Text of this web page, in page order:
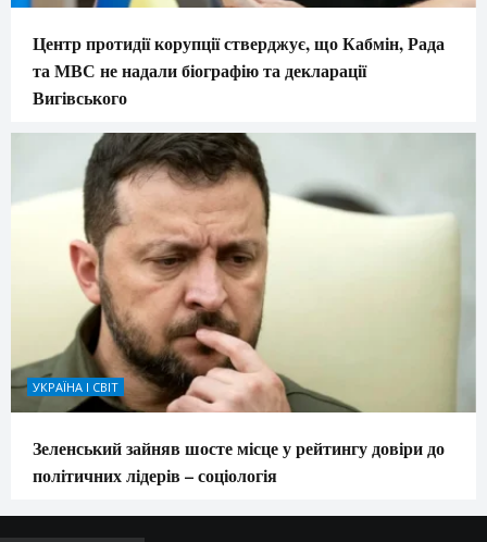
Центр протидії корупції стверджує, що Кабмін, Рада
та МВС не надали біографію та декларації
Вигівського
УКРАЇНА І СВІТ
Зеленський зайняв шосте місце у рейтингу довіри до
політичних лідерів – соціологія